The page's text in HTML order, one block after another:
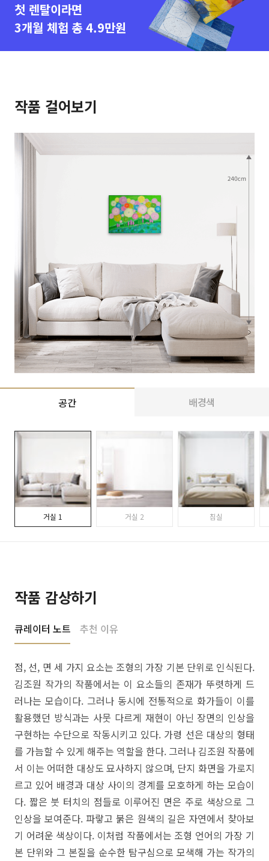
첫 렌탈이라면
3개월 체험 총 4.9만원
작품 걸어보기
공간 배경색
거실 1 거실 2 침실
작품 감상하기
큐레이터 노트 추천 이유
점, 선, 면 세 가지 요소는 조형의 가장 기본 단위로 인식된다.
김조원 작가의 작품에서는 이 요소들의 존재가 뚜렷하게 드
러나는 모습이다. 그러나 동시에 전통적으로 화가들이 이를
활용했던 방식과는 사뭇 다르게 재현이 아닌 장면의 인상을
구현하는 수단으로 작동시키고 있다. 가령 선은 대상의 형태
를 가늠할 수 있게 해주는 역할을 한다. 그러나 김조원 작품에
서 이는 어떠한 대상도 묘사하지 않으며, 단지 화면을 가로지
르고 있어 배경과 대상 사이의 경계를 모호하게 하는 모습이
다. 짧은 붓 터치의 점들로 이루어진 면은 주로 색상으로 그
인상을 보여준다. 파랗고 붉은 원색의 길은 자연에서 찾아보
기 어려운 색상이다. 이처럼 작품에서는 조형 언어의 가장 기
본 단위와 그 본질을 순수한 탐구심으로 모색해 가는 작가의